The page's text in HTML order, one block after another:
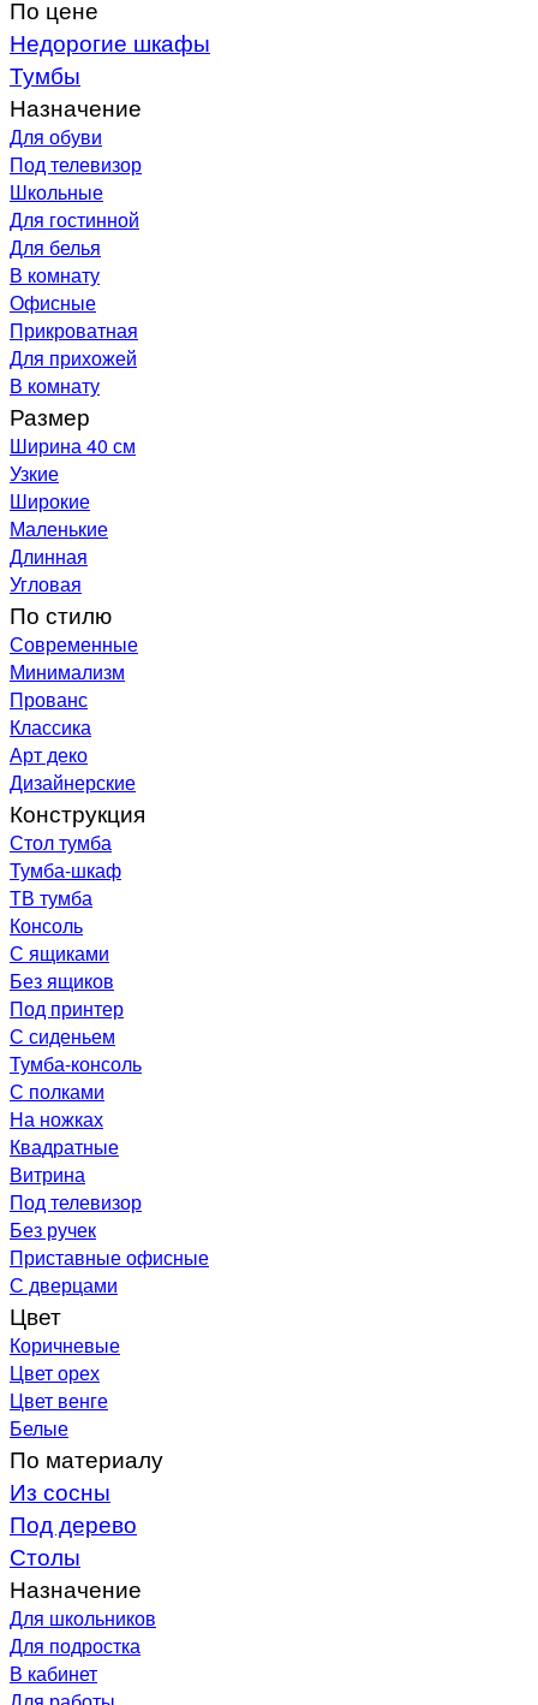
По цене
Недорогие шкафы
Тумбы
Назначение
Для обуви
Под телевизор
Школьные
Для гостинной
Для белья
В комнату
Офисные
Прикроватная
Для прихожей
В комнату
Размер
Ширина 40 см
Узкие
Широкие
Маленькие
Длинная
Угловая
По стилю
Современные
Минимализм
Прованс
Классика
Арт деко
Дизайнерские
Конструкция
Стол тумба
Тумба-шкаф
ТВ тумба
Консоль
С ящиками
Без ящиков
Под принтер
С сиденьем
Тумба-консоль
С полками
На ножках
Квадратные
Витрина
Под телевизор
Без ручек
Приставные офисные
С дверцами
Цвет
Коричневые
Цвет орех
Цвет венге
Белые
По материалу
Из сосны
Под дерево
Столы
Назначение
Для школьников
Для подростка
В кабинет